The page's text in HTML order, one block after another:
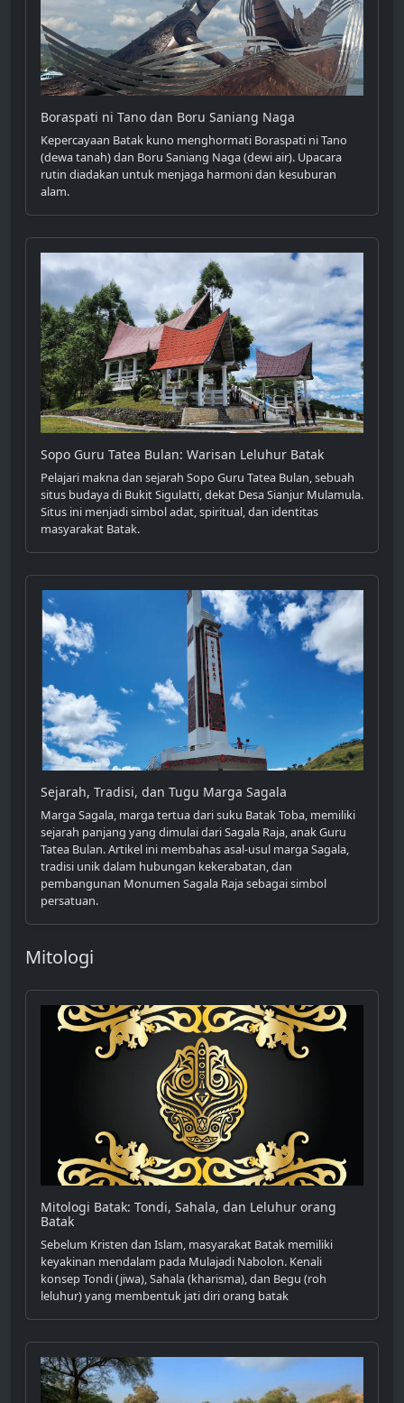
Boraspati ni Tano dan Boru Saniang Naga
Kepercayaan Batak kuno menghormati Boraspati ni Tano
(dewa tanah) dan Boru Saniang Naga (dewi air). Upacara
rutin diadakan untuk menjaga harmoni dan kesuburan
alam.
Sopo Guru Tatea Bulan: Warisan Leluhur Batak
Pelajari makna dan sejarah Sopo Guru Tatea Bulan, sebuah
situs budaya di Bukit Sigulatti, dekat Desa Sianjur Mulamula.
Situs ini menjadi simbol adat, spiritual, dan identitas
masyarakat Batak.
Sejarah, Tradisi, dan Tugu Marga Sagala
Marga Sagala, marga tertua dari suku Batak Toba, memiliki
sejarah panjang yang dimulai dari Sagala Raja, anak Guru
Tatea Bulan. Artikel ini membahas asal-usul marga Sagala,
tradisi unik dalam hubungan kekerabatan, dan
pembangunan Monumen Sagala Raja sebagai simbol
persatuan.
Mitologi
Mitologi Batak: Tondi, Sahala, dan Leluhur orang
Batak
Sebelum Kristen dan Islam, masyarakat Batak memiliki
keyakinan mendalam pada Mulajadi Nabolon. Kenali
konsep Tondi (jiwa), Sahala (kharisma), dan Begu (roh
leluhur) yang membentuk jati diri orang batak